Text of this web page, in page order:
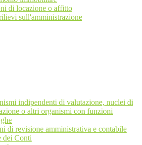
di locazione o affitto
sull'amministrazione
indipendenti di valutazione, nuclei di
o altri organismi con funzioni
di revisione amministrativa e contabile
dei Conti